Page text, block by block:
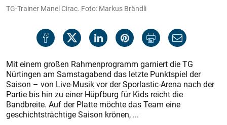
TG-Trainer Manel Cirac. Foto: Markus Brändli
Mit einem großen Rahmenprogramm garniert die TG
Nürtingen am Samstagabend das letzte Punktspiel der
Saison – von Live-Musik vor der Sporlastic-Arena nach der
Partie bis hin zu einer Hüpfburg für Kids reicht die
Bandbreite. Auf der Platte möchte das Team eine
geschichtsträchtige Saison krönen, ...